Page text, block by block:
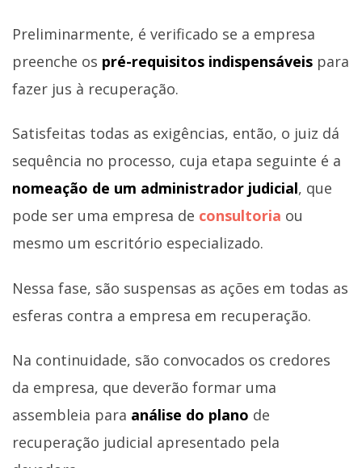
Preliminarmente, é verificado se a empresa
preenche os pré-requisitos indispensáveis para
fazer jus à recuperação.
Satisfeitas todas as exigências, então, o juiz dá
sequência no processo, cuja etapa seguinte é a
nomeação de um administrador judicial, que
pode ser uma empresa de consultoria ou
mesmo um escritório especializado.
Nessa fase, são suspensas as ações em todas as
esferas contra a empresa em recuperação.
Na continuidade, são convocados os credores
da empresa, que deverão formar uma
assembleia para análise do plano de
recuperação judicial apresentado pela